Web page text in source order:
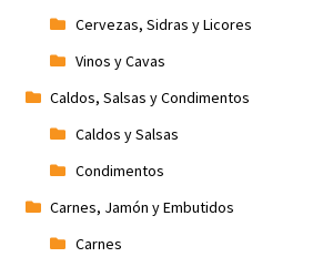
Cervezas, Sidras y Licores
Vinos y Cavas
Caldos, Salsas y Condimentos
Caldos y Salsas
Condimentos
Carnes, Jamón y Embutidos
Carnes